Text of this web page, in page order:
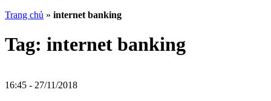
Trang chủ » internet banking
Tag: internet banking
16:45 - 27/11/2018